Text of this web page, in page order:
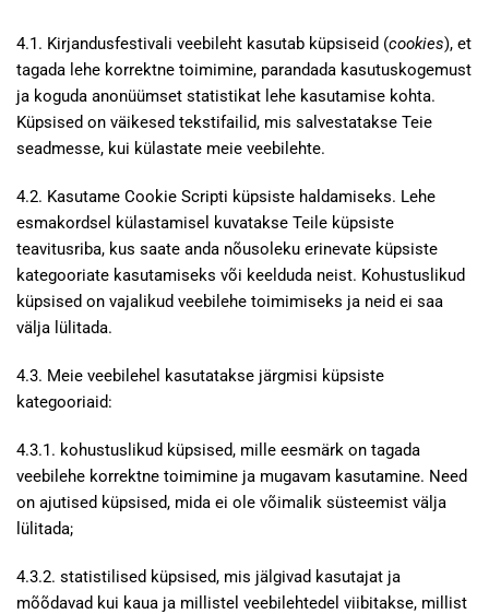
4.1. Kirjandusfestivali veebileht kasutab küpsiseid (cookies), et
tagada lehe korrektne toimimine, parandada kasutuskogemust
ja koguda anonüümset statistikat lehe kasutamise kohta.
Küpsised on väikesed tekstifailid, mis salvestatakse Teie
seadmesse, kui külastate meie veebilehte.
4.2. Kasutame Cookie Scripti küpsiste haldamiseks. Lehe
esmakordsel külastamisel kuvatakse Teile küpsiste
teavitusriba, kus saate anda nõusoleku erinevate küpsiste
kategooriate kasutamiseks või keelduda neist. Kohustuslikud
küpsised on vajalikud veebilehe toimimiseks ja neid ei saa
välja lülitada.
4.3. Meie veebilehel kasutatakse järgmisi küpsiste
kategooriaid:
4.3.1. kohustuslikud küpsised, mille eesmärk on tagada
veebilehe korrektne toimimine ja mugavam kasutamine. Need
on ajutised küpsised, mida ei ole võimalik süsteemist välja
lülitada;
4.3.2. statistilised küpsised, mis jälgivad kasutajat ja
mõõdavad kui kaua ja millistel veebilehtedel viibitakse, millist